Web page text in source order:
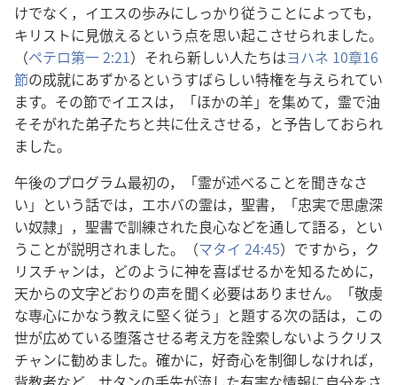
けでなく，イエスの歩みにしっかり従うことによっても，
キリストに見倣えるという点を思い起こさせられました。
（ペテロ第一 2:21）それら新しい人たちはヨハネ 10章16
節の成就にあずかるというすばらしい特権を与えられてい
ます。その節でイエスは，「ほかの羊」を集めて，霊で油
そそがれた弟子たちと共に仕えさせる，と予告しておられ
ました。
午後のプログラム最初の，「霊が述べることを聞きなさ
い」という話では，エホバの霊は，聖書，「忠実で思慮深
い奴隷」，聖書で訓練された良心などを通して語る，とい
うことが説明されました。（マタイ 24:45）ですから，ク
リスチャンは，どのように神を喜ばせるかを知るために，
天からの文字どおりの声を聞く必要はありません。「敬虔
な専心にかなう教えに堅く従う」と題する次の話は，この
世が広めている堕落させる考え方を詮索しないようクリス
チャンに勧めました。確かに，好奇心を制御しなければ，